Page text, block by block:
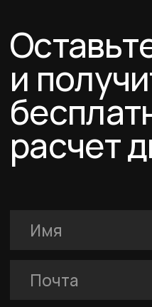
Я подтверждаю ознакомление с Политикой
условиях, указанных в Политике.
Оставить заявку
Услуги
Каталог